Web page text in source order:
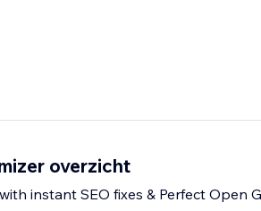
overzicht
instant SEO fixes & Perfect Open